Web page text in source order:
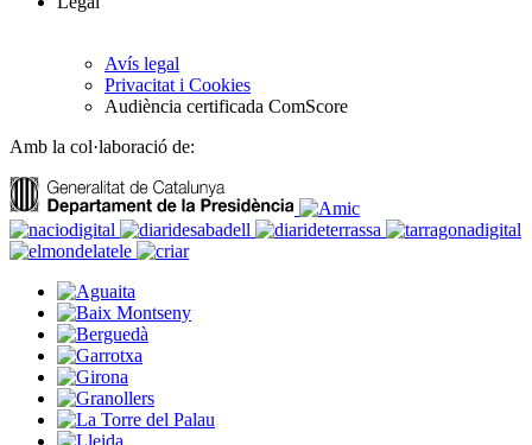
Avís legal
Privacitat i Cookies
Audiència certificada ComScore
Amb la col·laboració de: